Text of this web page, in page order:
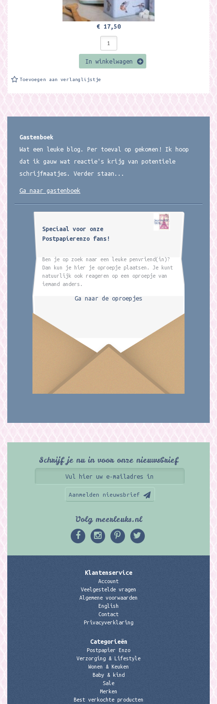
€ 17,50
In winkelwagen
Toevoegen aan verlanglijstje
Gastenboek
Wat een leuke blog. Per toeval op gekomen! Ik hoop
dat ik gauw wat reactie's krijg van potentiele
schrijfmaatjes. Verder staan...
Ga naar gastenboek
Speciaal voor onze
Postpapierenzo fans!
Ben je op zoek naar een leuke penvriend(in)?
Dan kun je hier je oproepje plaatsen. Je kunt
natuurlijk ook reageren op een oproepje van
iemand anders.
Ga naar de oproepjes
Schrijf je nu in voor onze nieuwsbrief
Aanmelden nieuwsbrief
Volg meerleuks.nl
Klantenservice
Account
Veelgestelde vragen
Algemene voorwaarden
English
Contact
Privacyverklaring
Categorieën
Postpapier Enzo
Verzorging & Lifestyle
Wonen & Keuken
Baby & kind
Sale
Merken
Best verkochte producten